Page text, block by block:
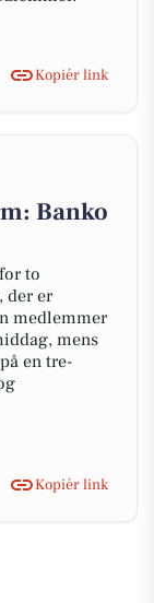
Kopiér link
Banko
to
der er
medlemmer
mens
en tre-
Kopiér link